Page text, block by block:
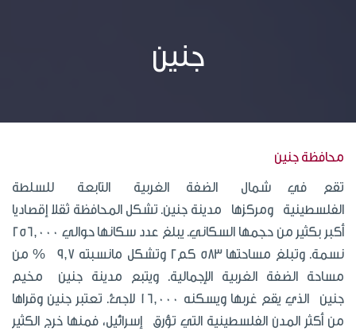
جنين
محافظة جنين
تقع في شمال الضفة الغربية التابعة للسلطة
الفلسطينية ومركزها مدينة جنين. تشكل المحافظة ثقلا إقصاديا
أكبر بكثير من حجمها السكاني. يبلغ عدد سكانها حوالي 256,000
نسمة. وتبلغ مساحتها 583 كم2 وتشكل مانسبته 9,7 % من
مساحة الضفة الغربية الإجمالية. ويتبع مدينة جنين مخيم
جنين الذي يقع غربها ويسكنه 16,000 لاجئ. تعتبر جنين وقراها
من أكثر المدن الفلسطينية التي تؤرق إسرائيل، فمنها خرج الكثير